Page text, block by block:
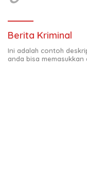
Berita Kriminal
Ini adalah contoh
anda bisa memasukkan